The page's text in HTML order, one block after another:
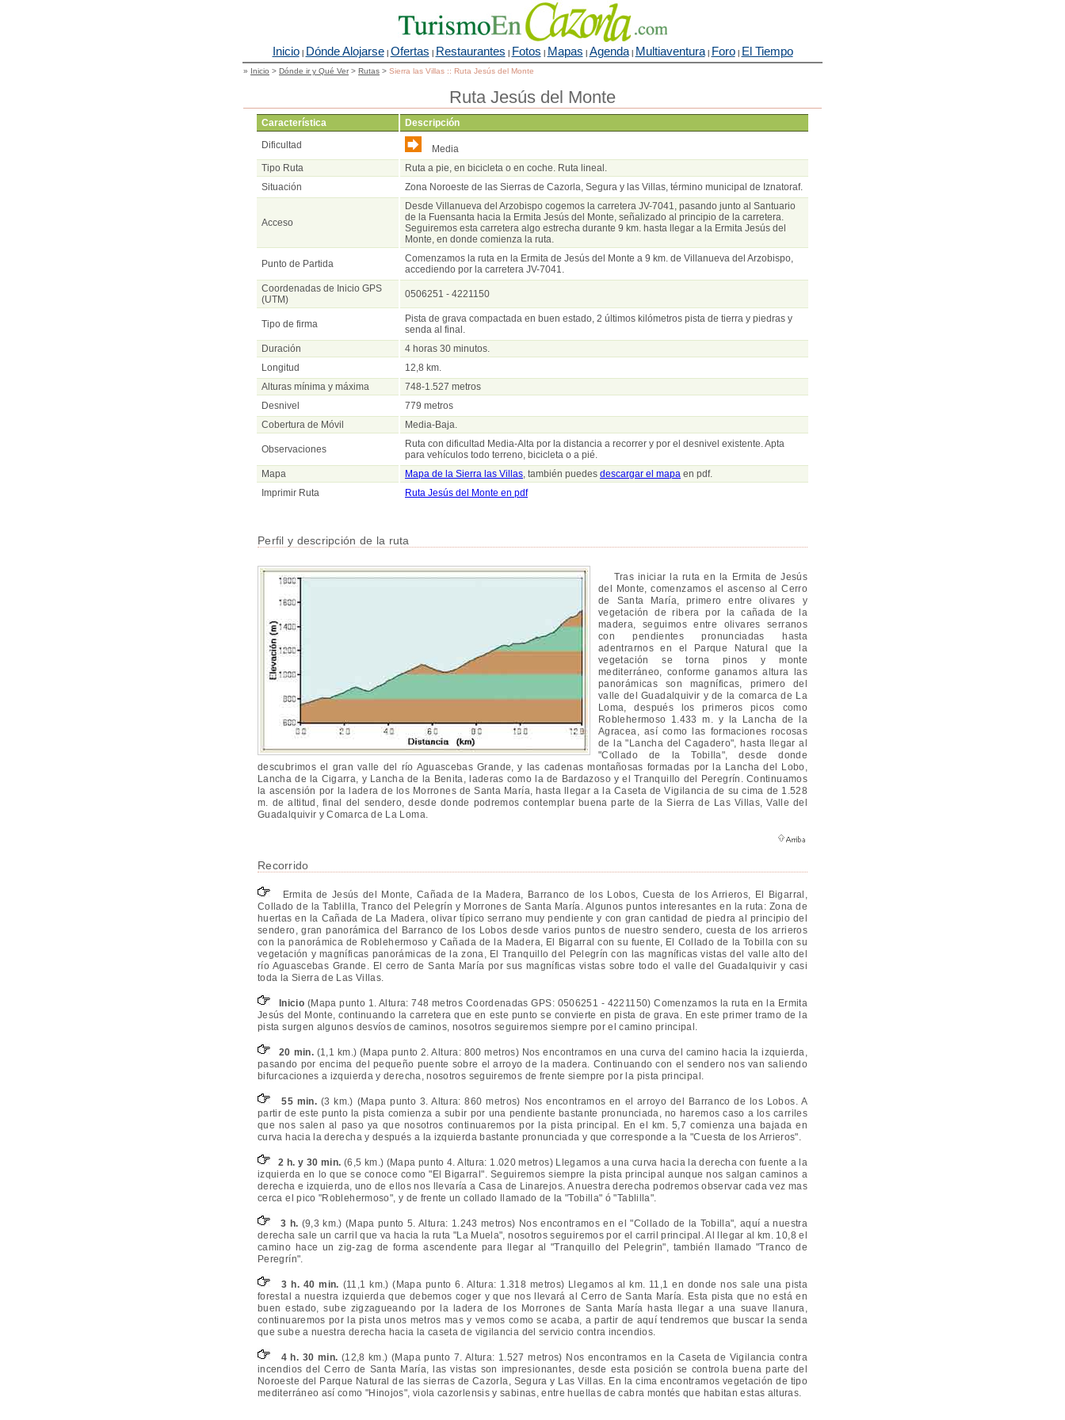
Inicio| Dónde Alojarse| Ofertas | Restaurantes | Fotos | Mapas | Agenda| Multiaventura| Foro| El Tiempo
» Inicio > Dónde ir y Qué Ver > Rutas > Sierra las Villas :: Ruta Jesús del Monte
Ruta Jesús del Monte
Característica
Descripción
Dificultad
Media
Tipo Ruta
Ruta a pie, en bicicleta o en coche. Ruta lineal.
Situación
Zona Noroeste de las Sierras de Cazorla, Segura y las Villas, término municipal de Iznatoraf.
Acceso
Desde Villanueva del Arzobispo cogemos la carretera JV-7041, pasando junto al Santuario
de la Fuensanta hacia la Ermita Jesús del Monte, señalizado al principio de la carretera.
Seguiremos esta carretera algo estrecha durante 9 km. hasta llegar a la Ermita Jesús del
Monte, en donde comienza la ruta.
Punto de Partida
Comenzamos la ruta en la Ermita de Jesús del Monte a 9 km. de Villanueva del Arzobispo,
accediendo por la carretera JV-7041.
Coordenadas de Inicio GPS
(UTM)
0506251 - 4221150
Tipo de firma
Pista de grava compactada en buen estado, 2 últimos kilómetros pista de tierra y piedras y
senda al final.
Duración
4 horas 30 minutos.
Longitud
12,8 km.
Alturas mínima y máxima
748-1.527 metros
Desnivel
779 metros
Cobertura de Móvil
Media-Baja.
Observaciones
Ruta con dificultad Media-Alta por la distancia a recorrer y por el desnivel existente. Apta
para vehículos todo terreno, bicicleta o a pié.
Mapa
Mapa de la Sierra las Villas, también puedes descargar el mapa en pdf.
Imprimir Ruta
Ruta Jesús del Monte en pdf
Perfil y descripción de la ruta
Tras iniciar la ruta en la Ermita de Jesús
del Monte, comenzamos el ascenso al Cerro
de Santa María, primero entre olivares y
vegetación de ribera por la cañada de la
madera, seguimos entre olivares serranos
con pendientes pronunciadas hasta
adentrarnos en el Parque Natural que la
vegetación se torna pinos y monte
mediterráneo, conforme ganamos altura las
panorámicas son magníficas, primero del
valle del Guadalquivir y de la comarca de La
Loma, después los primeros picos como
Roblehermoso 1.433 m. y la Lancha de la
Agracea, así como las formaciones rocosas
de la "Lancha del Cagadero", hasta llegar al
"Collado de la Tobilla", desde donde
descubrimos el gran valle del río Aguascebas Grande, y las cadenas montañosas formadas por la Lancha del Lobo,
Lancha de la Cigarra, y Lancha de la Benita, laderas como la de Bardazoso y el Tranquillo del Peregrín. Continuamos
la ascensión por la ladera de los Morrones de Santa María, hasta llegar a la Caseta de Vigilancia de su cima de 1.528
m. de altitud, final del sendero, desde donde podremos contemplar buena parte de la Sierra de Las Villas, Valle del
Guadalquivir y Comarca de La Loma.
Recorrido
Ermita de Jesús del Monte, Cañada de la Madera, Barranco de los Lobos, Cuesta de los Arrieros, El Bigarral,
Collado de la Tablilla, Tranco del Pelegrín y Morrones de Santa María. Algunos puntos interesantes en la ruta: Zona de
huertas en la Cañada de La Madera, olivar típico serrano muy pendiente y con gran cantidad de piedra al principio del
sendero, gran panorámica del Barranco de los Lobos desde varios puntos de nuestro sendero, cuesta de los arrieros
con la panorámica de Roblehermoso y Cañada de la Madera, El Bigarral con su fuente, El Collado de la Tobilla con su
vegetación y magníficas panorámicas de la zona, El Tranquillo del Pelegrín con las magníficas vistas del valle alto del
río Aguascebas Grande. El cerro de Santa María por sus magníficas vistas sobre todo el valle del Guadalquivir y casi
toda la Sierra de Las Villas.
Inicio (Mapa punto 1. Altura: 748 metros Coordenadas GPS: 0506251 - 4221150) Comenzamos la ruta en la Ermita
Jesús del Monte, continuando la carretera que en este punto se convierte en pista de grava. En este primer tramo de la
pista surgen algunos desvíos de caminos, nosotros seguiremos siempre por el camino principal.
20 min. (1,1 km.) (Mapa punto 2. Altura: 800 metros) Nos encontramos en una curva del camino hacia la izquierda,
pasando por encima del pequeño puente sobre el arroyo de la madera. Continuando con el sendero nos van saliendo
bifurcaciones a izquierda y derecha, nosotros seguiremos de frente siempre por la pista principal.
55 min. (3 km.) (Mapa punto 3. Altura: 860 metros) Nos encontramos en el arroyo del Barranco de los Lobos. A
partir de este punto la pista comienza a subir por una pendiente bastante pronunciada, no haremos caso a los carriles
que nos salen al paso ya que nosotros continuaremos por la pista principal. En el km. 5,7 comienza una bajada en
curva hacia la derecha y después a la izquierda bastante pronunciada y que corresponde a la "Cuesta de los Arrieros".
2 h. y 30 min. (6,5 km.) (Mapa punto 4. Altura: 1.020 metros) Llegamos a una curva hacia la derecha con fuente a la
izquierda en lo que se conoce como "El Bigarral". Seguiremos siempre la pista principal aunque nos salgan caminos a
derecha e izquierda, uno de ellos nos llevaría a Casa de Linarejos. A nuestra derecha podremos observar cada vez mas
cerca el pico "Roblehermoso", y de frente un collado llamado de la "Tobilla" ó "Tablilla".
3 h. (9,3 km.) (Mapa punto 5. Altura: 1.243 metros) Nos encontramos en el "Collado de la Tobilla", aquí a nuestra
derecha sale un carril que va hacia la ruta "La Muela", nosotros seguiremos por el carril principal. Al llegar al km. 10,8 el
camino hace un zig-zag de forma ascendente para llegar al "Tranquillo del Pelegrin", también llamado "Tranco de
Peregrín".
3 h. 40 min. (11,1 km.) (Mapa punto 6. Altura: 1.318 metros) Llegamos al km. 11,1 en donde nos sale una pista
forestal a nuestra izquierda que debemos coger y que nos llevará al Cerro de Santa María. Esta pista que no está en
buen estado, sube zigzagueando por la ladera de los Morrones de Santa María hasta llegar a una suave llanura,
continuaremos por la pista unos metros mas y vemos como se acaba, a partir de aquí tendremos que buscar la senda
que sube a nuestra derecha hacia la caseta de vigilancia del servicio contra incendios.
4 h. 30 min. (12,8 km.) (Mapa punto 7. Altura: 1.527 metros) Nos encontramos en la Caseta de Vigilancia contra
incendios del Cerro de Santa María, las vistas son impresionantes, desde esta posición se controla buena parte del
Noroeste del Parque Natural de las sierras de Cazorla, Segura y Las Villas. En la cima encontramos vegetación de tipo
mediterráneo así como "Hinojos", viola cazorlensis y sabinas, entre huellas de cabra montés que habitan estas alturas.